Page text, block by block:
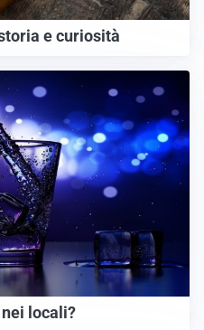
e curiosità
locali?